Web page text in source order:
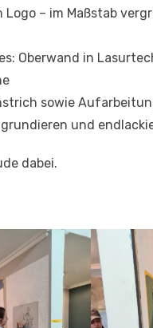
– im Maßstab
Oberwand in
sowie
und
dabei.